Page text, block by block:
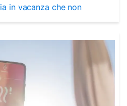
in vacanza che non